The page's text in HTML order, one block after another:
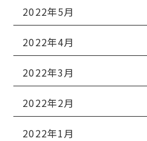
2022年5月
2022年4月
2022年3月
2022年2月
2022年1月